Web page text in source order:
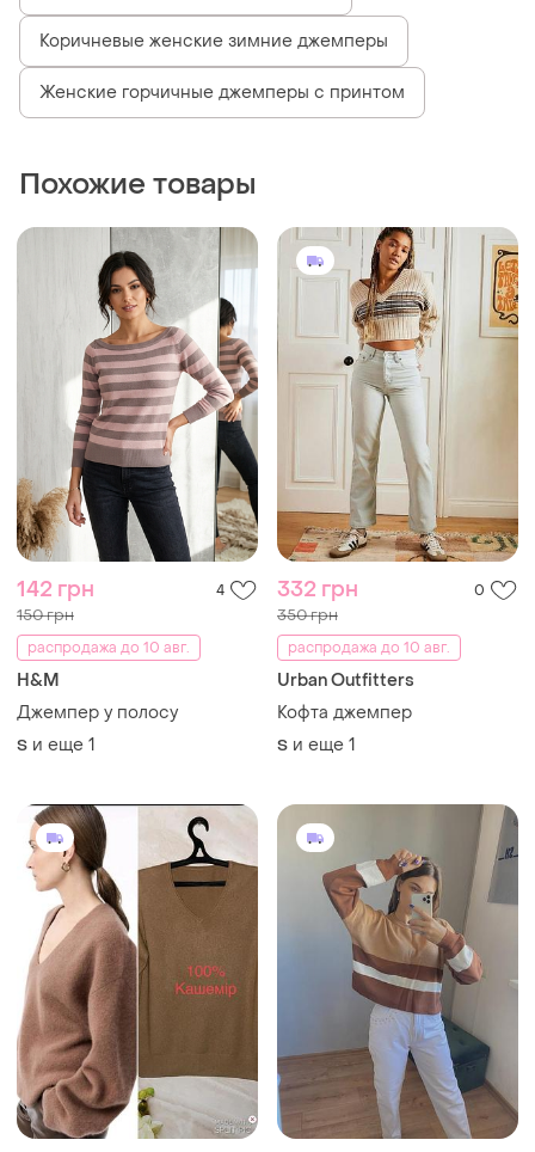
Коричневые женские зимние джемперы
Женские горчичные джемперы с принтом
Похожие товары
142 грн 4
150 грн
распродажа до 10 авг.
H&M
Джемпер у полосу
S и еще 1
332 грн 0
350 грн
распродажа до 10 авг.
Urban Outfitters
Кофта джемпер
S и еще 1